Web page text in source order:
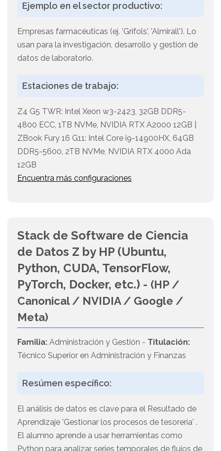
Ejemplo en el sector productivo:
Empresas farmacéuticas (ej. 'Grifols', 'Almirall'). Lo
usan para la investigación, desarrollo y gestión de
datos de laboratorio.
Estaciones de trabajo:
Z4 G5 TWR: Intel Xeon w3-2423, 32GB DDR5-
4800 ECC, 1TB NVMe, NVIDIA RTX A2000 12GB |
ZBook Fury 16 G11: Intel Core i9-14900HX, 64GB
DDR5-5600, 2TB NVMe, NVIDIA RTX 4000 Ada
12GB
Encuentra más configuraciones
Stack de Software de Ciencia
de Datos Z by HP (Ubuntu,
Python, CUDA, TensorFlow,
PyTorch, Docker, etc.) - (HP /
Canonical / NVIDIA / Google /
Meta)
Familia: Administración y Gestión - Titulación:
Técnico Superior en Administración y Finanzas
Resúmen específico:
El análisis de datos es clave para el Resultado de
Aprendizaje 'Gestionar los procesos de tesorería' .
El alumno aprende a usar herramientas como
Python para analizar series temporales de flujos de